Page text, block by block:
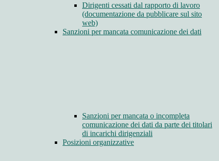
Dirigenti cessati dal rapporto di lavoro
(documentazione da pubblicare sul sito
web)
Sanzioni per mancata comunicazione dei dati
Sanzioni per mancata o incompleta
comunicazione dei dati da parte dei titolari
di incarichi dirigenziali
Posizioni organizzative